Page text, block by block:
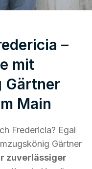
–
mit
Gärtner
Main
Fredericia? Egal
Gärtner
zuverlässiger